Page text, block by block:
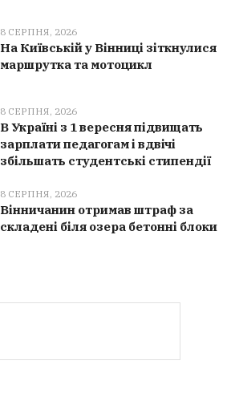
8 СЕРПНЯ, 2026
На Київській у Вінниці зіткнулися
маршрутка та мотоцикл
8 СЕРПНЯ, 2026
В Україні з 1 вересня підвищать
зарплати педагогам і вдвічі
збільшать студентські стипендії
8 СЕРПНЯ, 2026
Вінничанин отримав штраф за
складені біля озера бетонні блоки